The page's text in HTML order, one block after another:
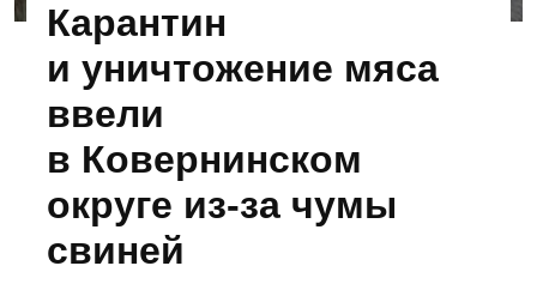
Карантин
и уничтожение мяса
ввели
в Ковернинском
округе из‑за чумы
свиней